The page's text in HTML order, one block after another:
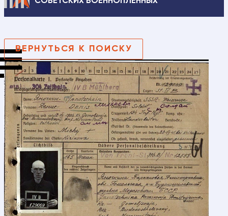
ВЕРНУТЬСЯ К ПОИСКУ